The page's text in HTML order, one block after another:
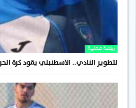
رياضة محلية
لتطوير النادي.. الاسطنبلي يقود كرة